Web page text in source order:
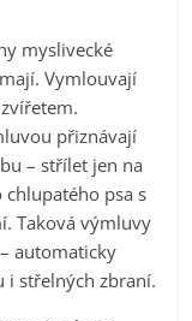
myslivecké
Vymlouvají
přiznávají
– střílet jen na
chlupatého psa s
Taková výmluvy
automaticky
i střelných zbraní.